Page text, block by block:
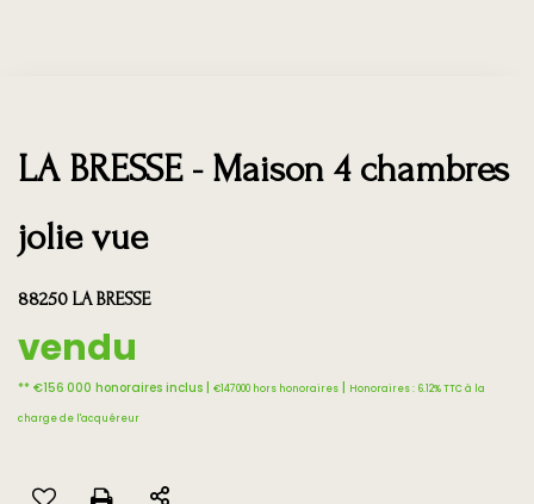
LA BRESSE - Maison 4 chambres
jolie vue
88250 LA BRESSE
vendu
** €156 000 honoraires inclus | €147 000 hors honoraires | Honoraires : 6.12% TTC à la
charge de l'acquéreur